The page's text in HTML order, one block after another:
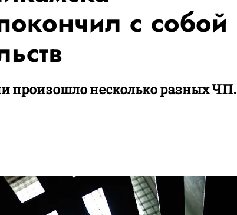
с собой
произошло несколько разных ЧП.